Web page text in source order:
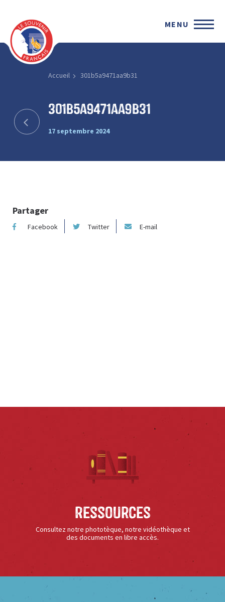
MENU
Accueil 301b5a9471aa9b31
301b5a9471aa9b31
17 septembre 2024
Partager
Facebook Twitter E-mail
Ressources
Consultez notre phototèque, notre vidéothèque et
des documents en libre accès.